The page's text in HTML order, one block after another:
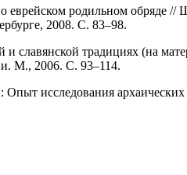
о еврейском родильном
2008. С. 83–98.
традициях (на
М., 2006. С. 93–114.
исследования